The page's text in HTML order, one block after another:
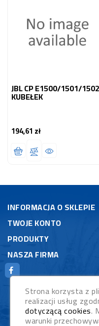
JBL CP E1500/1501/1502
KUBEŁEK
194,61 złCena
INFORMACJA O SKLEPIE
TWOJE KONTO
PRODUKTY
NASZA FIRMA
Strona korzysta z
realizacji usług
dotyczącą cookies.
warunki